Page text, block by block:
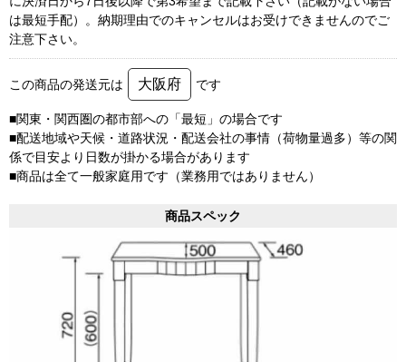
は最短手配）。納期理由でのキャンセルはお受けできませんのでご
注意下さい。
この商品の発送元は 大阪府 です
■関東・関西圏の都市部への「最短」の場合です
■配送地域や天候・道路状況・配送会社の事情（荷物量過多）等の関
係で目安より日数が掛かる場合があります
■商品は全て一般家庭用です（業務用ではありません）
商品スペック